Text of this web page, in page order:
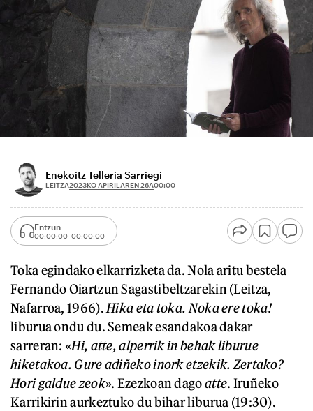
Enekoitz Telleria Sarriegi
LEITZA2023KO APIRILAREN 26A00:00
Entzun
00:00:00 00:00:00
Toka egindako elkarrizketa da. Nola aritu bestela
Fernando Oiartzun Sagastibeltzarekin (Leitza,
Nafarroa, 1966). Hika eta toka. Noka ere toka!
liburua ondu du. Semeak esandakoa dakar
sarreran: «Hi, atte, alperrik in behak liburue
hiketakoa. Gure adiñeko inork etzekik. Zertako?
Hori galdue zeok». Ezezkoan dagoatte. Iruñeko
Karrikirin aurkeztuko du bihar liburua (19:30).